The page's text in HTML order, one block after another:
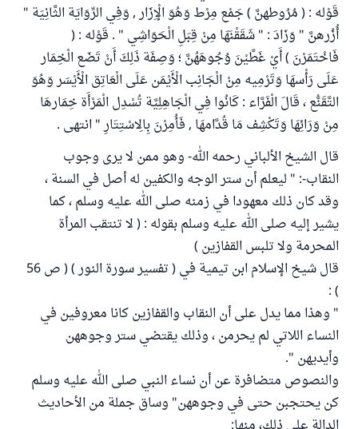
قَوْله : ( مُرُوطهنَّ ) جَمْع مِرْط وَهُوَ الْإِزَار , وَفِي الرِّوَايَة الثَّانِيَة "
أُزُرهنَّ " وَزَادَ : " شَقَقْنَهَا مِنْ قِبَلِ الْحَوَاشِي " . قَوْله : (
فَاخْتَمَرْنَ ) أَيْ غَطَّيْنَ وُجُوهَهُنَّ ؛ وَصِفَة ذَلِكَ أَنْ تَضَع الْخِمَار
عَلَى رَأْسهَا وَتَرْمِيه مِنْ الْجَانِب الْأَيْمَن عَلَى الْعَاتِق الْأَيْسَر وَهُوَ
التَّقَنُّع ، قَالَ الْفَرَّاء : كَانُوا فِي الْجَاهِلِيَّة تُسْدِل الْمَرْأَة خِمَارهَا
مِنْ وَرَائِهَا وَتَكْشِف مَا قُدَّامهَا , فَأُمِرْنَ بِالِاسْتِتَارِ " انتهى .
قال الشيخ الألباني رحمه الله- وهو ممن لا يرى وجوب
النقاب-: " ليعلم أن ستر الوجه والكفين له أصل في السنة ،
وقد كان ذلك معهودا في زمنه صلى الله عليه وسلم ، كما
يشير إليه صلى الله عليه وسلم بقوله : ( لا تنتقب المرأة
المحرمة ولا تلبس القفازين )
قال شيخ الإسلام ابن تيمية في ( تفسير سورة النور ) ( ص 56
) :
" وهذا مما يدل على أن النقاب والقفازين كانا معروفين في
النساء اللاتي لم يحرمن ، وذلك يقتضي ستر وجوههن
وأيديهن ".
والنصوص متضافرة عن أن نساء النبي صلى الله عليه وسلم
كن يحتجبن حتى في وجوههن" وساق جملة من الأحاديث